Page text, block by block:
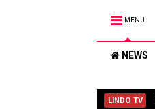
MENU
NEWS
LINDO TV